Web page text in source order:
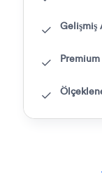
Gelişmiş